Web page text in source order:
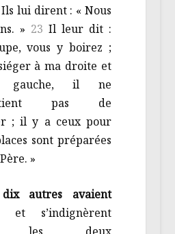
lui dirent : « Nous
» 23 Il leur dit :
vous y boirez ;
à ma droite et
il ne
pas de
; il y a ceux pour
sont préparées
»
autres avaient
et s’indignèrent